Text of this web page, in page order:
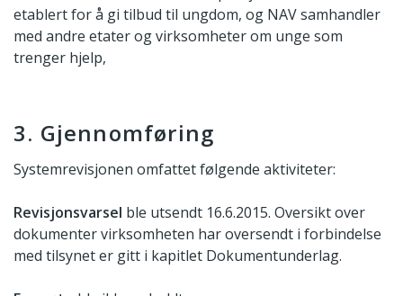
etablert for å gi tilbud til ungdom, og NAV samhandler
med andre etater og virksomheter om unge som
trenger hjelp,
3. Gjennomføring
Systemrevisjonen omfattet følgende aktiviteter:
Revisjonsvarsel ble utsendt 16.6.2015. Oversikt over
dokumenter virksomheten har oversendt i forbindelse
med tilsynet er gitt i kapitlet Dokumentunderlag.